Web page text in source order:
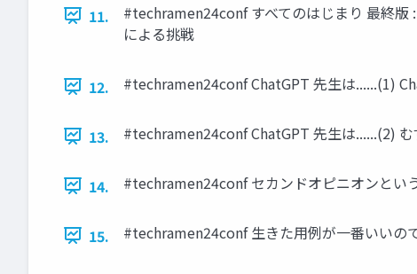
11.
#techramen24conf すべてのはじまり 最終
による挑戦
12. #techramen24conf ChatGPT 先生は......(1)
13. #techramen24conf ChatGPT 先生は......(2) む
14. #techramen24conf セカンドオピニオンとい
15. #techramen24conf 生きた用例が一番いい